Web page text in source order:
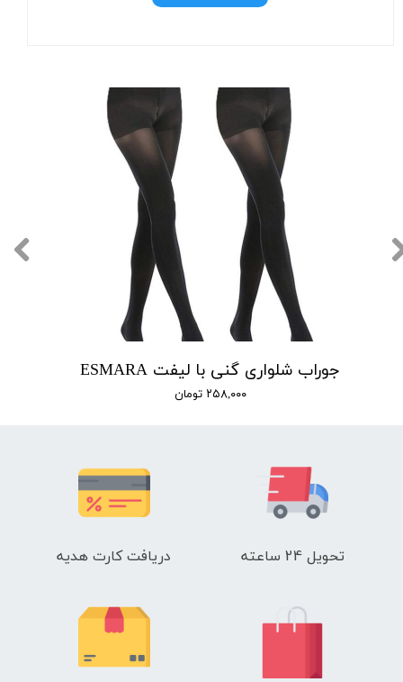
جوراب شلواری گنی با لیفت ESMARA
۲۵۸,۰۰۰ تومان
تحویل 24 ساعته دریافت کارت هدیه